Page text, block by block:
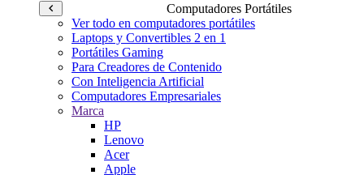
Computadores Portátiles
Ver todo en computadores portátiles
Laptops y Convertibles 2 en 1
Portátiles Gaming
Para Creadores de Contenido
Con Inteligencia Artificial
Computadores Empresariales
Marca
HP
Lenovo
Acer
Apple